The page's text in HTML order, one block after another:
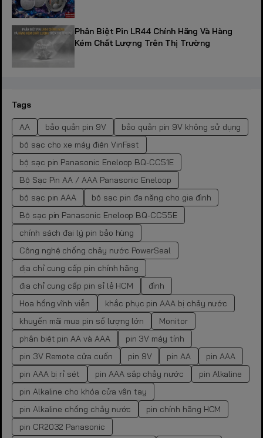
Phân Biệt Pin LR44 Chính Hãng Và Hàng
Kém Chất Lượng Trên Thị Trường
Tags
AA bảo quản pin 9V
bảo quản pin 9V không sử dụng
bộ sạc cho xe máy điện VinFast
bộ sạc pin Panasonic Eneloop BQ-CC51E
Bộ Sạc Pin AA / AAA Panasonic Eneloop
bộ sạc pin AAA
bộ sạc pin đa năng cho gia đình
Bộ sạc pin Panasonic Eneloop BQ-CC55E
chính sách đại lý pin bảo hùng
Công nghệ chống chảy nước PowerSeal
địa chỉ cung cấp pin chính hãng
địa chỉ cung cấp pin sỉ lẻ HCM
đình
Hoa hồng vĩnh viễn
khắc phục pin AAA bị chảy nước
khuyến mãi mua pin số lượng lớn
Monitor
phân biệt pin AA và AAA
pin 3V máy tính
pin 3V Remote cửa cuốn
pin 9V pin AA
pin AAA
pin AAA bị rỉ sét
pin AAA sắp chảy nước
pin Alkaline
pin Alkaline cho khóa cửa vân tay
pin Alkaline chống chảy nước
pin chính hãng HCM
pin CR2032 Panasonic